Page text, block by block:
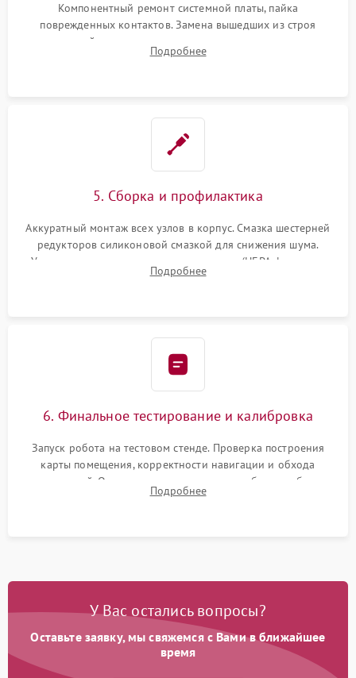
Компонентный ремонт системной платы, пайка
поврежденных контактов. Замена вышедших из строя
двигателей, изношенного аккумулятора, неисправного
лидара или помпы подачи воды. Восстановление шлейфов и
Подробнее
5. Сборка и профилактика
Аккуратный монтаж всех узлов в корпус. Смазка шестерней
редукторов силиконовой смазкой для снижения шума.
Установка новых расходных материалов (HEPA-фильтров,
микрофибры, щеток). Надежная фиксация разъемов и
Подробнее
6. Финальное тестирование и калибровка
Запуск робота на тестовом стенде. Проверка построения
карты помещения, корректности навигации и обхода
препятствий. Оценка силы всасывания и работы турбины.
Тестирование автоматического возврата на док-станцию и
Подробнее
У Вас остались вопросы?
Оставьте заявку, мы свяжемся с Вами в ближайшее
время